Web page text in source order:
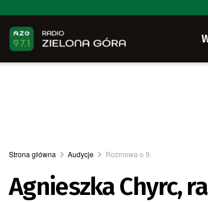
Strona główna Audycje Rozmowa o 9.
Agnieszka Chyrc,